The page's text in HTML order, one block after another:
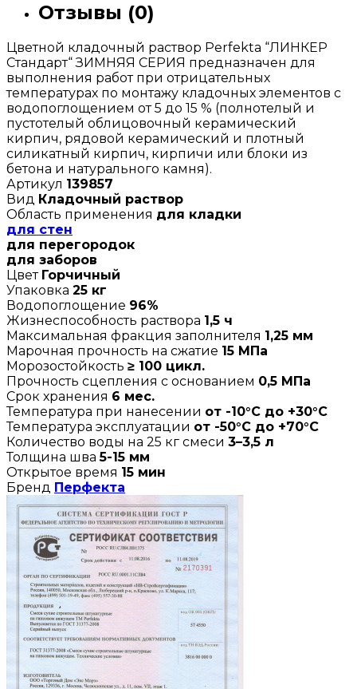
Отзывы (0)
Цветной кладочный раствор Perfekta “ЛИНКЕР
Стандарт“ ЗИМНЯЯ СЕРИЯ предназначен для
выполнения работ при отрицательных
температурах по монтажу кладочных элементов с
водопоглощением от 5 до 15 % (полнотелый и
пустотелый облицовочный керамический
кирпич, рядовой керамический и плотный
силикатный кирпич, кирпичи или блоки из
бетона и натурального камня).
Артикул 139857
Вид Кладочный раствор
Область применения для кладки
для стен
для перегородок
для заборов
Цвет Горчичный
Упаковка 25 кг
Водопоглощение 96%
Жизнеспособность раствора 1,5 ч
Максимальная фракция заполнителя 1,25 мм
Марочная прочность на сжатие 15 МПа
Морозостойкость ≥ 100 цикл.
Прочность сцепления с основанием 0,5 МПа
Срок хранения 6 мес.
Температура при нанесении от -10°С до +30°С
Температура эксплуатации от -50°С до +70°С
Количество воды на 25 кг смеси 3–3,5 л
Толщина шва5-15 мм
Открытое время 15 мин
Бренд Перфекта